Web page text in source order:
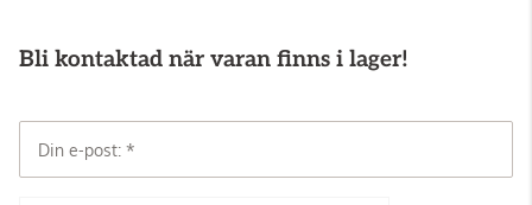
Bli kontaktad när varan finns i lager!
Din e-post: